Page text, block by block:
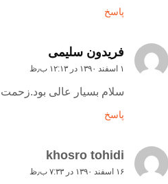
پاسخ
فریدون سلیمی
۱ اسفند ۱۳۹۰ در ۱۲:۱۳ ب٫ظ
سلام بسیار عالی
پاسخ
khosro tohidi
۱۶ اسفند ۱۳۹۰ در ۷:۳۳ ب٫ظ